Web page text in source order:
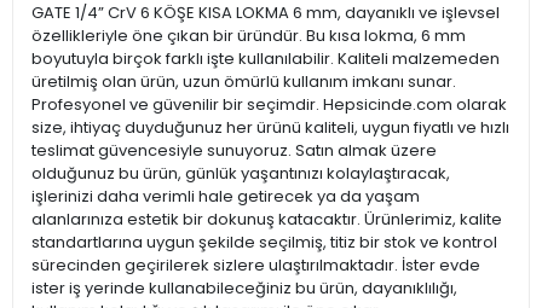
GATE 1/4” CrV 6 KÖŞE KISA LOKMA 6 mm, dayanıklı ve işlevsel
özellikleriyle öne çıkan bir üründür. Bu kısa lokma, 6 mm
boyutuyla birçok farklı işte kullanılabilir. Kaliteli malzemeden
üretilmiş olan ürün, uzun ömürlü kullanım imkanı sunar.
Profesyonel ve güvenilir bir seçimdir. Hepsicinde.com olarak
size, ihtiyaç duyduğunuz her ürünü kaliteli, uygun fiyatlı ve hızlı
teslimat güvencesiyle sunuyoruz. Satın almak üzere
olduğunuz bu ürün, günlük yaşantınızı kolaylaştıracak,
işlerinizi daha verimli hale getirecek ya da yaşam
alanlarınıza estetik bir dokunuş katacaktır. Ürünlerimiz, kalite
standartlarına uygun şekilde seçilmiş, titiz bir stok ve kontrol
sürecinden geçirilerek sizlere ulaştırılmaktadır. İster evde
ister iş yerinde kullanabileceğiniz bu ürün, dayanıklılığı,